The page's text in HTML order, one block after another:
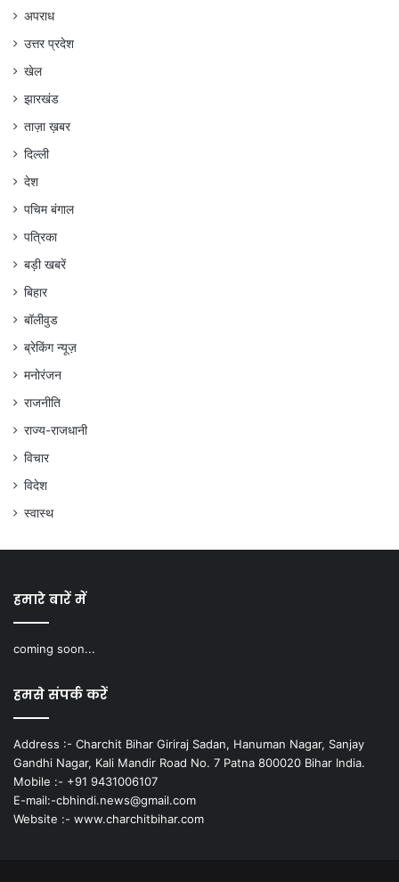
अपराध
उत्तर प्रदेश
खेल
झारखंड
ताज़ा ख़बर
दिल्ली
देश
पचिम बंगाल
पत्रिका
बड़ी खबरें
बिहार
बॉलीवुड
ब्रेकिंग न्यूज़
मनोरंजन
राजनीति
राज्य-राजधानी
विचार
विदेश
स्वास्थ
हमारे बारें में
coming soon...
हमसे संपर्क करें
Address :- Charchit Bihar Giriraj Sadan, Hanuman Nagar, Sanjay
Gandhi Nagar, Kali Mandir Road No. 7 Patna 800020 Bihar India.
Mobile :- +91 9431006107
E-mail:-cbhindi.news@gmail.com
Website :- www.charchitbihar.com